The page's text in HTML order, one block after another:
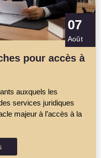
07
Août
pour accès à
auxquels les
services juridiques
majeur à l’accès à la